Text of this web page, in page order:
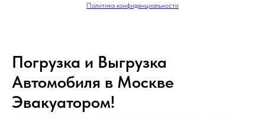
Политика конфиденциальности
Погрузка и Выгрузка
Автомобиля в Москве
Эвакуатором!